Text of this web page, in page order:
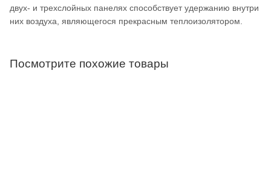
двух- и трехслойных панелях способствует удержанию внутри
них воздуха, являющегося прекрасным теплоизолятором.
Посмотрите похожие товары